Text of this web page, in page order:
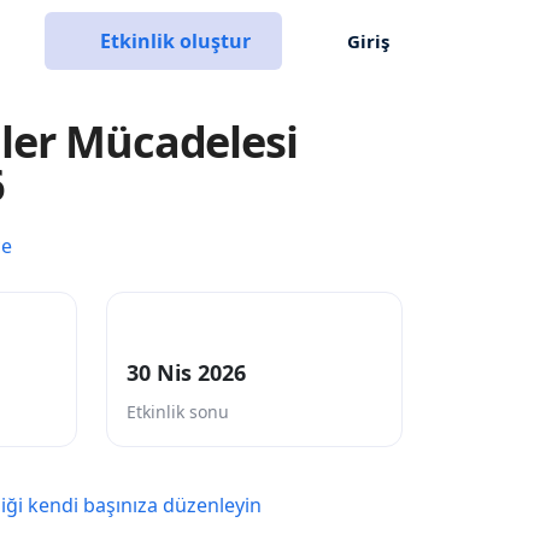
Etkinlik oluştur Giriş
Mücadelesi
30 Nis 2026
Etkinlik sonu
kendi başınıza düzenleyin